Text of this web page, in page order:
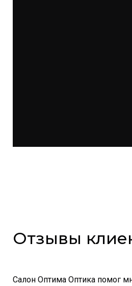
Отзывы
Салон Оптима Оптика помог